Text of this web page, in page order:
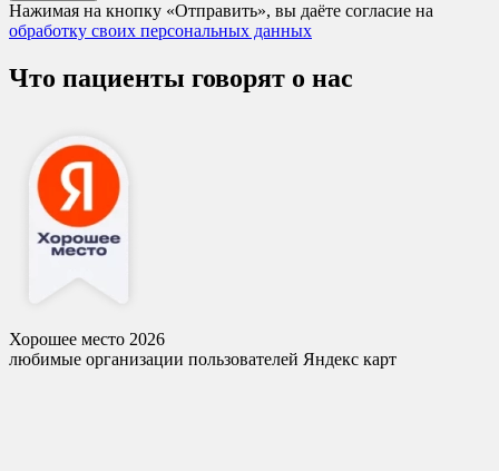
Нажимая на кнопку «Отправить», вы даёте согласие на
обработку своих персональных данных
Что пациенты говорят о нас
Хорошее место 2026
любимые организации пользователей Яндекс карт